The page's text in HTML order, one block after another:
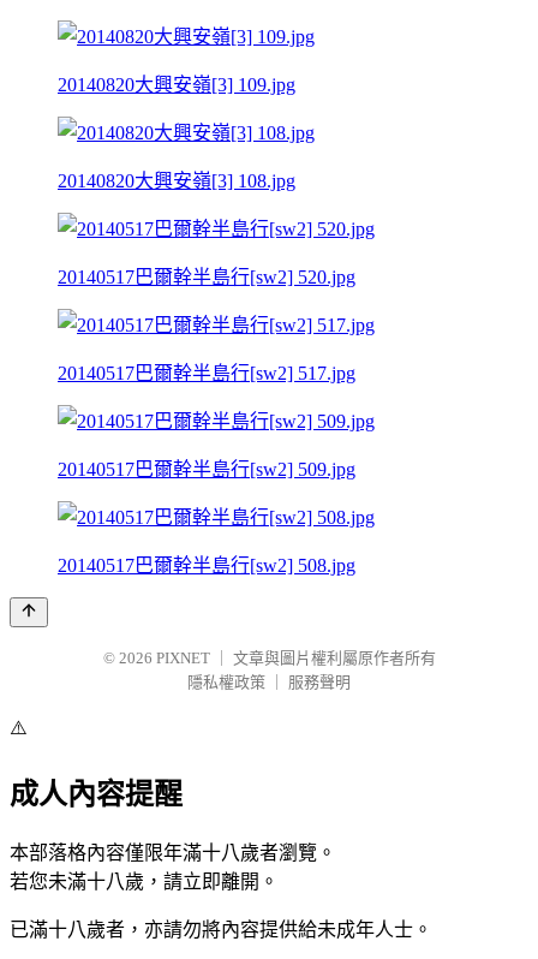
20140820大興安嶺[3] 109.jpg
20140820大興安嶺[3] 108.jpg
20140517巴爾幹半島行[sw2] 520.jpg
20140517巴爾幹半島行[sw2] 517.jpg
20140517巴爾幹半島行[sw2] 509.jpg
20140517巴爾幹半島行[sw2] 508.jpg
© 2026 PIXNET
文章與圖片權利屬原作者所有
隱私權政策
服務聲明
⚠️
成人內容提醒
本部落格內容僅限年滿十八歲者瀏覽。
若您未滿十八歲，請立即離開。
已滿十八歲者，亦請勿將內容提供給未成年人士。